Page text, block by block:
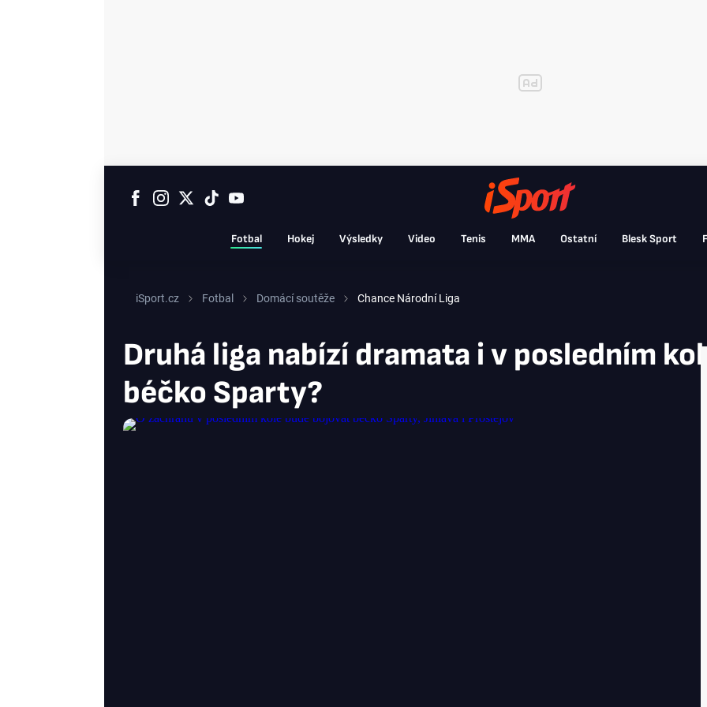
Fotbal Hokej Výsledky Video Tenis MMA Ostatní Blesk Sport
iSport.cz Fotbal Domácí soutěže Chance Národní Liga
Druhá liga nabízí dramata i v posledním
béčko Sparty?